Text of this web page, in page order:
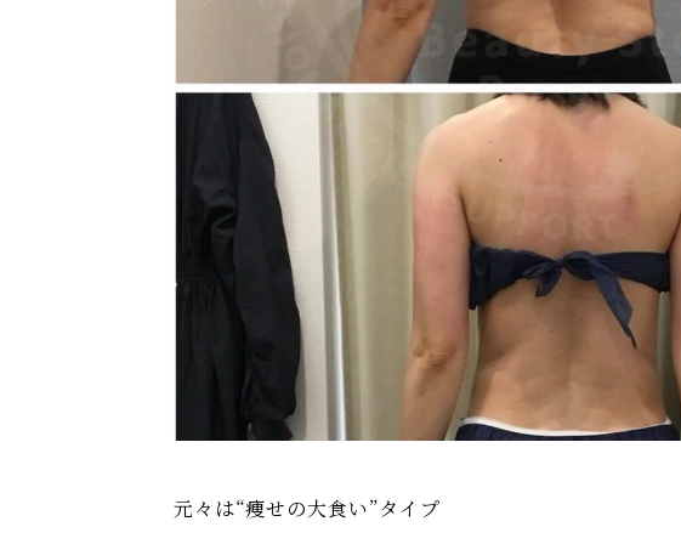
元々は“痩せの大食い”タイプ